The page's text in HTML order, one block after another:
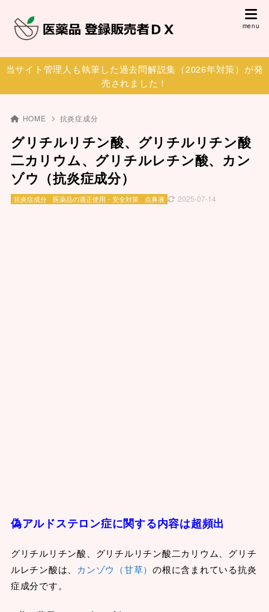
当サイト管理人も執筆した過去問解説集（2026年対策）が発
売されました！
HOME 抗炎症成分
グリチルリチン酸、グリチルリチン酸
二カリウム、グリチルレチン酸、カン
ゾウ（抗炎症成分）
2025-07-14
抗炎症成分 医薬品の適正使用・安全対策 点鼻液
偽アルドステロン症に関する内容は超頻出
グリチルリチン酸、グリチルリチン酸二カリウム、グリチ
ルレチン酸は、 カンゾウ（甘草）の根に含まれている抗炎
症成分です。